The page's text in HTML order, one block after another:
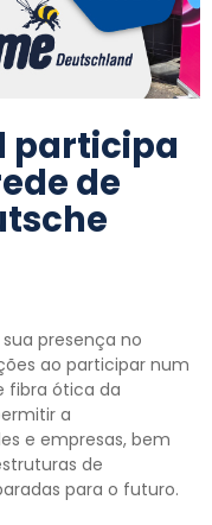
participa
de
presença no
ao participar num
fibra ótica da
a
e empresas, bem
de
para o futuro.